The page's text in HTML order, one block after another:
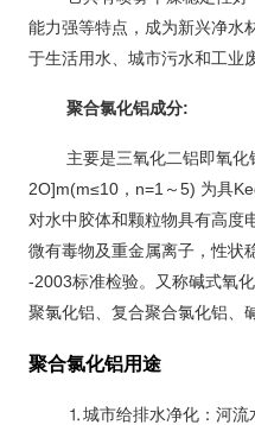
能力强等特点，成为新兴净水
于生活用水、城市污水和工业
聚合氯化铝成分:
主要是三氧化二铝即氧化
2O]m(m≤10 ， n=1 ～ 5) 为具
对水中胶体和颗粒物具有高度
微有毒物及重金属离子，性状
-2003标准检验。又称碱式氧
聚氯化铝、复合聚合氯化铝、
聚合氯化铝用途
⒈ 城市给排水净化：河流